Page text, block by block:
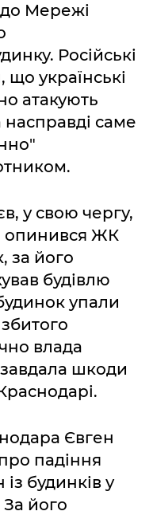
Мережі
Російські
що українські
атакують
саме
у свою чергу,
опинився ЖК
за його
будівлю
упали
влада
шкоди
Євген
падіння
будинків у
За його